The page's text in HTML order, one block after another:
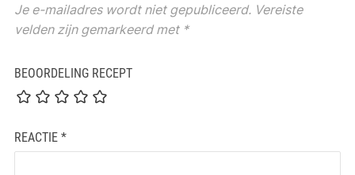
Je e-mailadres wordt niet gepubliceerd. Vereiste
velden zijn gemarkeerd met *
BEOORDELING RECEPT
REACTIE *